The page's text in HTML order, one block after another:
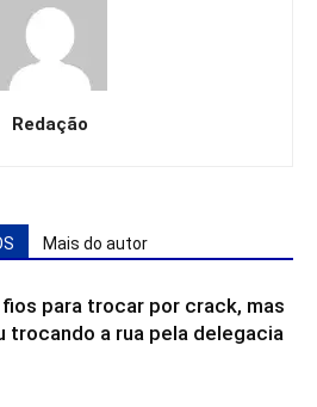
Redação
Mais do autor
para trocar por crack, mas
trocando a rua pela delegacia